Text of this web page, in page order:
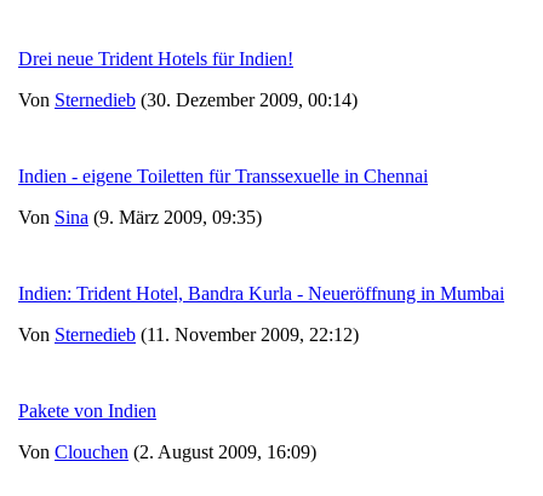
Drei neue Trident Hotels für Indien!
Von Sternedieb (30. Dezember 2009, 00:14)
Indien - eigene Toiletten für Transsexuelle in Chennai
Von Sina (9. März 2009, 09:35)
Indien: Trident Hotel, Bandra Kurla - Neueröffnung in Mumbai
Von Sternedieb (11. November 2009, 22:12)
Pakete von Indien
Von Clouchen (2. August 2009, 16:09)